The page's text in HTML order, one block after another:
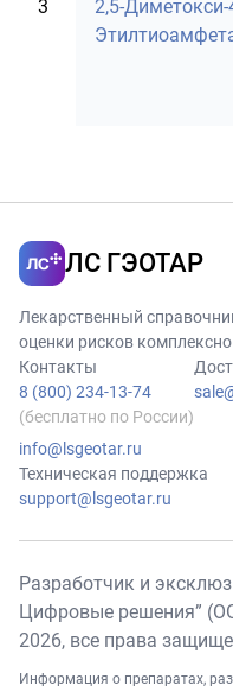
3
2,5-Диметокси-
ЛС ГЭОТАР
Лекарственный
оценки рисков
Контакты
8 (800) 234-13-74
(бесплатно по России)
info@lsgeotar.ru
Техническая поддержка
support@lsgeotar.ru
Разработчик и
Цифровые решения”
2026, все права
Информация о препаратах,